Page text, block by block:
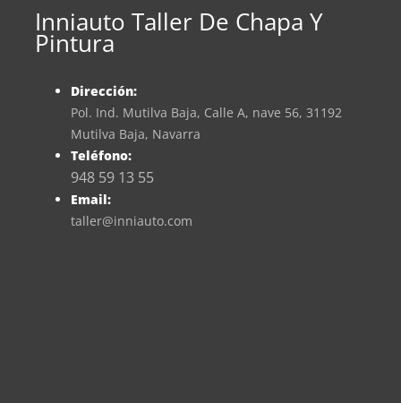
Inniauto Taller De Chapa Y
Pintura
Dirección:
Pol. Ind. Mutilva Baja, Calle A, nave 56, 31192
Mutilva Baja, Navarra
Teléfono:
948 59 13 55
Email:
taller@inniauto.com